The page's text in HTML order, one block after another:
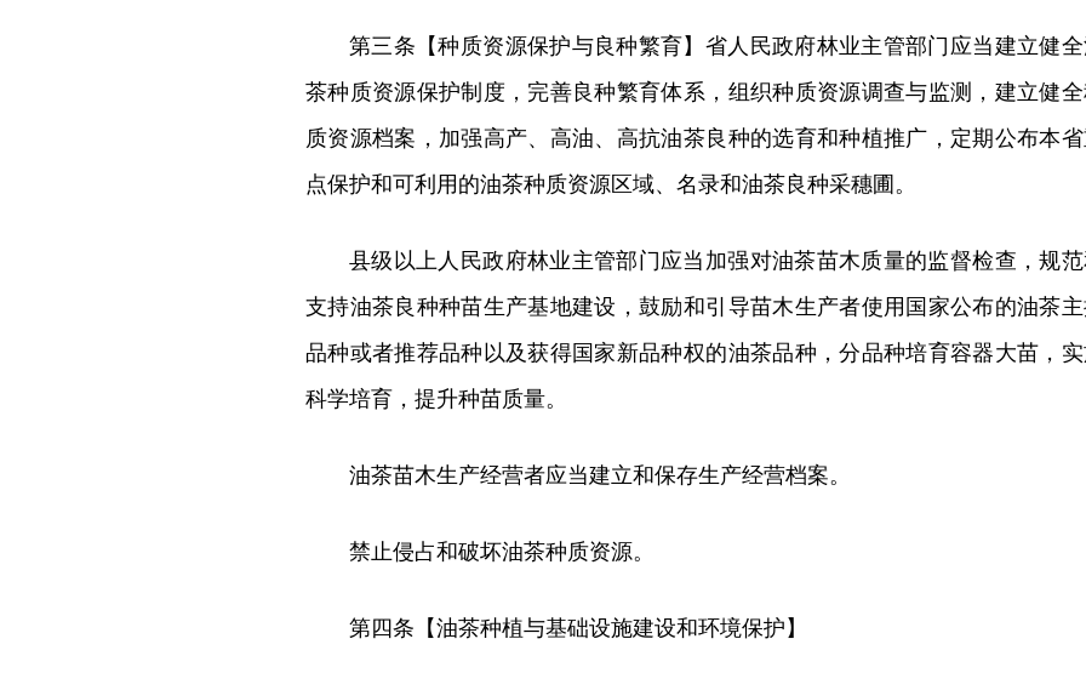
第三条【种质资源保护与良种繁育】省人民政府林业主管部门应当建立健
茶种质资源保护制度，完善良种繁育体系，组织种质资源调查与监测，建立健
质资源档案，加强高产、高油、高抗油茶良种的选育和种植推广，定期公布本
点保护和可利用的油茶种质资源区域、名录和油茶良种采穗圃。
县级以上人民政府林业主管部门应当加强对油茶苗木质量的监督检查，规范
支持油茶良种种苗生产基地建设，鼓励和引导苗木生产者使用国家公布的油茶
品种或者推荐品种以及获得国家新品种权的油茶品种，分品种培育容器大苗，
科学培育，提升种苗质量。
油茶苗木生产经营者应当建立和保存生产经营档案。
禁止侵占和破坏油茶种质资源。
第四条【油茶种植与基础设施建设和环境保护】